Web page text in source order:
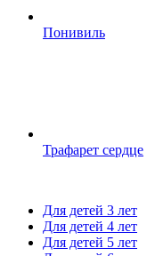
Понивиль
Трафарет сердце
Для детей 3 лет
Для детей 4 лет
Для детей 5 лет